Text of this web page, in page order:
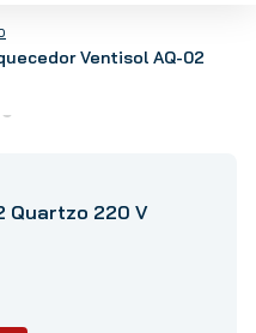
Ventisol AQ-02
Quartzo 220 V